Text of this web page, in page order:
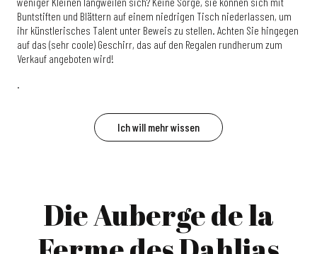
Buntstiften und Blättern auf einem niedrigen Tisch niederlassen, um
ihr künstlerisches Talent unter Beweis zu stellen. Achten Sie hingegen
auf das (sehr coole) Geschirr, das auf den Regalen rundherum zum
Verkauf angeboten wird!
.
Ich will mehr wissen
Die Auberge de la